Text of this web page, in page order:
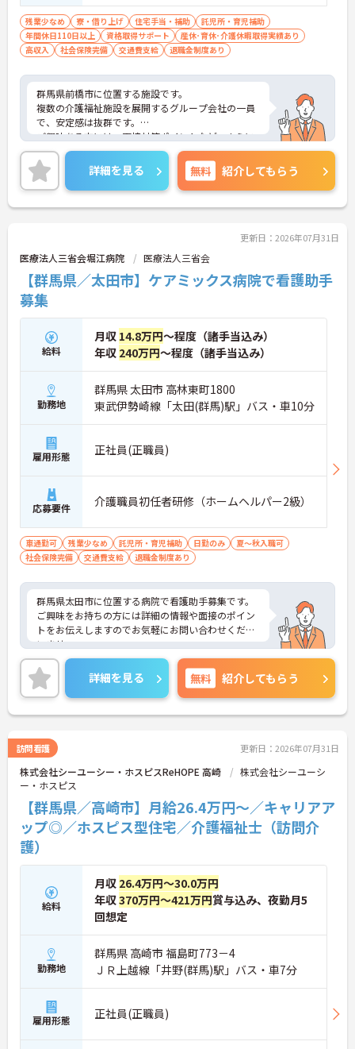
残業少なめ 寮・借り上げ 住宅手当・補助
託児所・育児補助
年間休日110日以上
資格取得サポート
産休･育休･介護休暇取得実績あり
高収入
社会保険完備 交通費支給 退職金制度あり
群馬県前橋市に位置する施設です。
複数の介護福祉施設を展開するグループ会社の一員
で、安定感は抜群です。
ご興味ある方には、面接対策ポイントなど、さらに
詳細をお話しいたしますのでお気軽にご相談くださ
い！
詳細を見る 無料 紹介してもらう
更新日：2026年07月31日
医療法人三省会堀江病院 医療法人三省会
【群馬県／太田市】ケアミックス病院で看護助手
募集
給料
月収 14.8万円～程度（諸手当込み）
年収 240万円～程度（諸手当込み）
勤務地
群馬県 太田市 高林東町1800
東武伊勢崎線「太田(群馬)駅」バス・車10分
雇用形態 正社員(正職員)
応募要件 介護職員初任者研修（ホームヘルパー2級）
車通勤可 残業少なめ 託児所・育児補助 日勤のみ
夏～秋入職可
社会保険完備
交通費支給 退職金制度あり
群馬県太田市に位置する病院で看護助手募集です。
ご興味をお持ちの方には詳細の情報や面接のポイン
トをお伝えしますのでお気軽にお問い合わせくださ
いませ。
詳細を見る 無料 紹介してもらう
訪問看護 更新日：2026年07月31日
株式会社シーユーシー・ホスピスReHOPE 高崎
株式会社シーユーシ
ー・ホスピス
【群馬県／高崎市】月給26.4万円～／キャリアア
ップ◎／ホスピス型住宅／介護福祉士（訪問介
護）
給料
月収 26.4万円～30.0万円
年収370万円～421万円賞与込み、夜勤月5
回想定
勤務地
群馬県 高崎市 福島町773－4
ＪＲ上越線「井野(群馬)駅」バス・車7分
雇用形態 正社員(正職員)